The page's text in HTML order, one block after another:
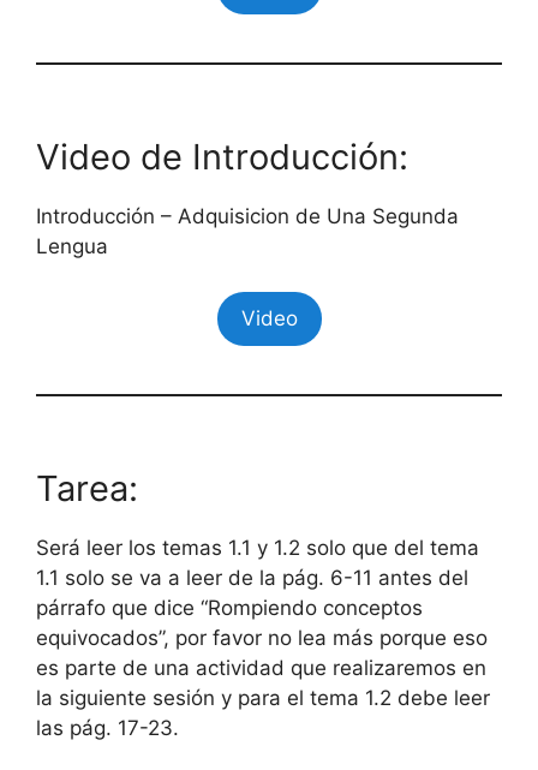
Video de Introducción:
Introducción – Adquisicion de Una Segunda
Lengua
Video
Tarea:
Será leer los temas 1.1 y 1.2 solo que del tema
1.1 solo se va a leer de la pág. 6-11 antes del
párrafo que dice “Rompiendo conceptos
equivocados”, por favor no lea más porque eso
es parte de una actividad que realizaremos en
la siguiente sesión y para el tema 1.2 debe leer
las pág. 17-23.